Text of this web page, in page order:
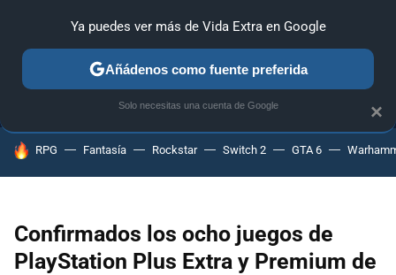
MENÚ NUEVO
GUÍAS Y TRUCOS PC SONY
HOY SE HABLA DE
RPG Fantasía Rockstar Switch 2 GTA 6
Confirmados los ocho juegos de
PlayStation Plus Extra y Premium de
×
Ya puedes ver más de Vida Extra en Google
Añádenos como fuente preferida
Solo necesitas una cuenta de Google